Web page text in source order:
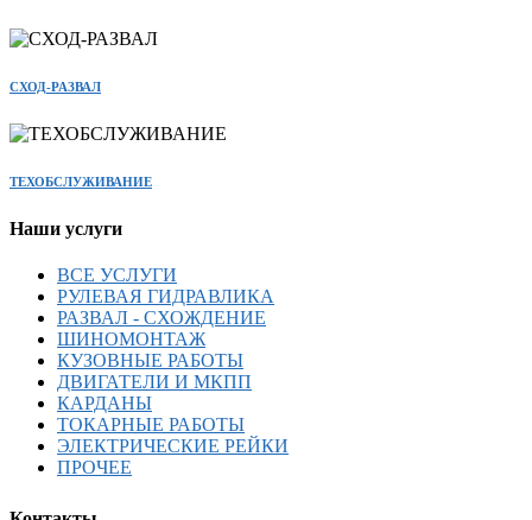
СХОД-РАЗВАЛ
ТЕХОБСЛУЖИВАНИЕ
Наши услуги
ВСЕ УСЛУГИ
РУЛЕВАЯ ГИДРАВЛИКА
РАЗВАЛ - СХОЖДЕНИЕ
ШИНОМОНТАЖ
КУЗОВНЫЕ РАБОТЫ
ДВИГАТЕЛИ И МКПП
КАРДАНЫ
ТОКАРНЫЕ РАБОТЫ
ЭЛЕКТРИЧЕСКИЕ РЕЙКИ
ПРОЧЕЕ